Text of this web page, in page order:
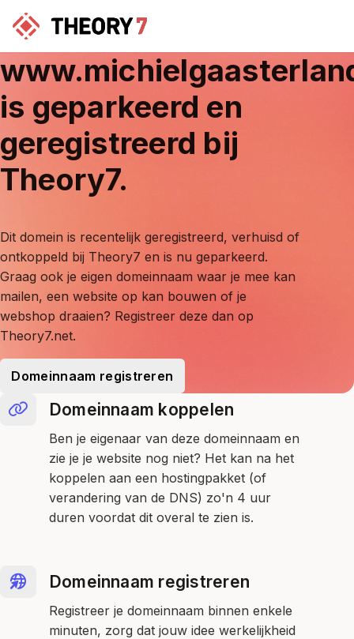
is geparkeerd en
geregistreerd bij
Theory7.
Dit domein is recentelijk geregistreerd, verhuisd of
ontkoppeld bij Theory7 en is nu geparkeerd.
Graag ook je eigen domeinnaam waar je mee kan
mailen, een website op kan bouwen of je
webshop draaien? Registreer deze dan op
Theory7.net.
Domeinnaam registreren
Domeinnaam koppelen
Ben je eigenaar van deze domeinnaam en
zie je je website nog niet? Het kan na het
koppelen aan een hostingpakket (of
verandering van de DNS) zo'n 4 uur
duren voordat dit overal te zien is.
Domeinnaam registreren
Registreer je domeinnaam binnen enkele
minuten, zorg dat jouw idee werkelijkheid